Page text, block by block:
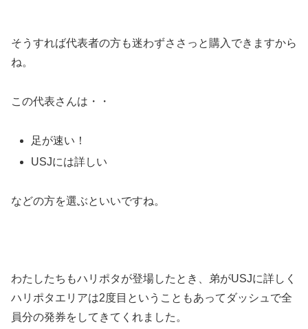
そうすれば代表者の方も迷わずささっと購入できますから
ね。
この代表さんは・・
足が速い！
USJには詳しい
などの方を選ぶといいですね。
わたしたちもハリポタが登場したとき、弟がUSJに詳しく
ハリポタエリアは2度目ということもあってダッシュで全
員分の発券をしてきてくれました。